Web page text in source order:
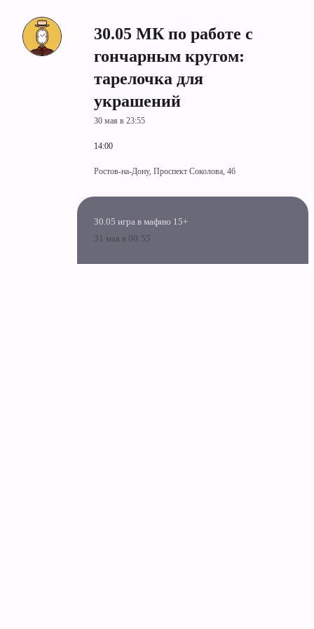
30.05 МК по работе с
гончарным кругом:
тарелочка для
украшений
30 мая в 23:55
14:00
Ростов-на-Дону, Проспект Соколова, 46
30.05 игра в мафию 15+
31 мая в 00:55